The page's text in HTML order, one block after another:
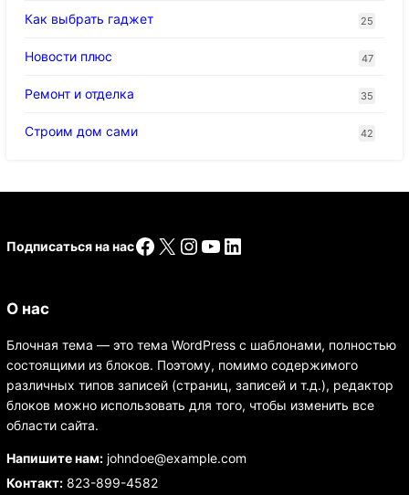
Как выбрать гаджет 25
Новости плюс 47
Ремонт и отделка 35
Строим дом сами 42
Подписаться на насFacebook
X Instagram
YouTube
LinkedIn
О нас
Блочная тема — это тема WordPress с шаблонами, полностью
состоящими из блоков. Поэтому, помимо содержимого
различных типов записей (страниц, записей и т.д.), редактор
блоков можно использовать для того, чтобы изменить все
области сайта.
Напишите нам:johndoe@example.com
Контакт:823-899-4582